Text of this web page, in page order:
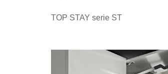
TOP STAY serie ST